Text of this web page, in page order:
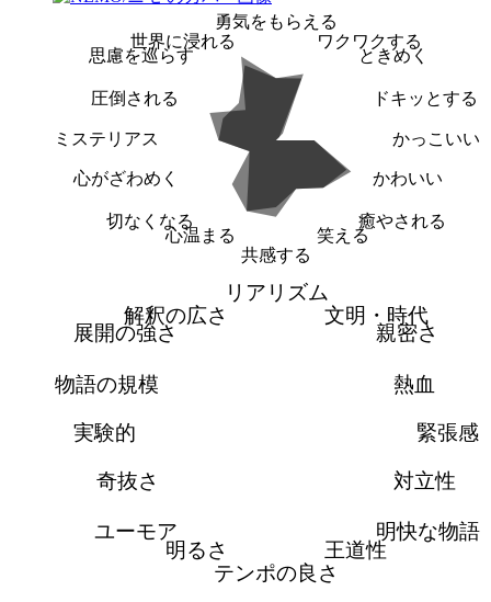
勇気をもらえる
ワクワクする
ときめく
ドキッとする
かっこいい
かわいい
癒やされる
笑える
共感する
心温まる
切なくなる
心がざわめく
ミステリアス
圧倒される
思慮を巡らす
世界に浸れる
リアリズム
文明・時代
親密さ
熱血
緊張感
対立性
明快な物語
王道性
テンポの良さ
明るさ
ユーモア
奇抜さ
実験的
物語の規模
展開の強さ
解釈の広さ